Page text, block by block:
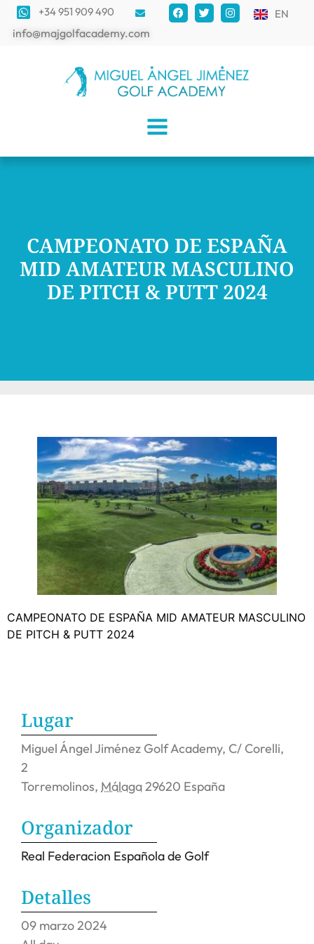
+34 951 909 490
info@majgolfacademy.com
EN
CAMPEONATO DE ESPAÑA
MID AMATEUR MASCULINO
DE PITCH & PUTT 2024
CAMPEONATO DE ESPAÑA MID AMATEUR MASCULINO
DE PITCH & PUTT 2024
Lugar
Miguel Ángel Jiménez Golf Academy, C/ Corelli,
2
Torremolinos, Málaga29620 España
Organizador
Real Federacion Española de Golf
Detalles
09 marzo2024